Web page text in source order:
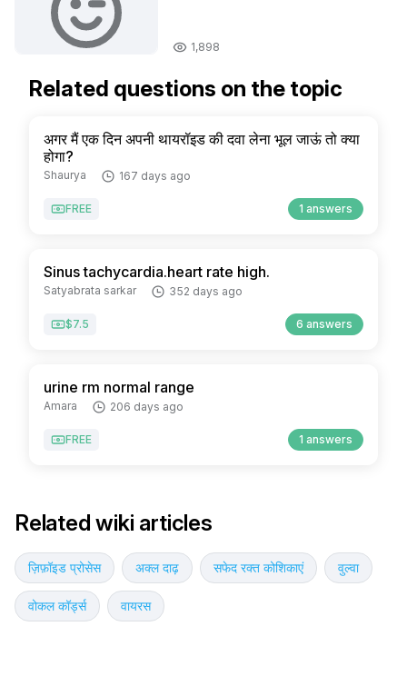
1,898
Related questions on the topic
अगर मैं एक दिन अपनी थायरॉइड की दवा लेना भूल जाऊं तो क्या
होगा?
Shaurya 167 days ago
FREE 1 answers
Sinus tachycardia.heart rate high.
Satyabrata sarkar 352 days ago
$7.5 6 answers
urine rm normal range
Amara 206 days ago
FREE 1 answers
Related wiki articles
ज़िफ़ॉइड प्रोसेस अक्ल दाढ़ सफेद रक्त कोशिकाएं वुल्वा
वोकल कॉर्ड्स वायरस